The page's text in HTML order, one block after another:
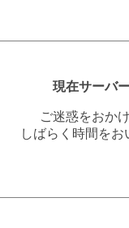
現在サーバ
ご迷惑をおか
しばらく時間を